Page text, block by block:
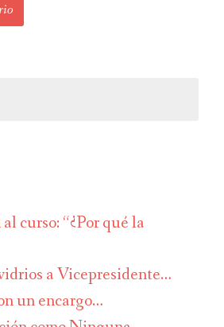
curso: “¿Por qué la
a Vicepresidente…
un encargo…